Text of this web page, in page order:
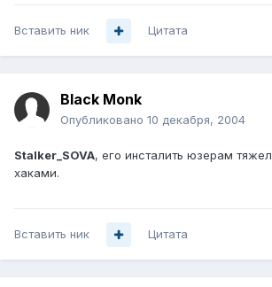
Вставить ник Цитата
Black Monk
Опубликовано 10 декабря, 2004
Stalker_SOVA, его инсталить юзерам
хаками.
Вставить ник Цитата